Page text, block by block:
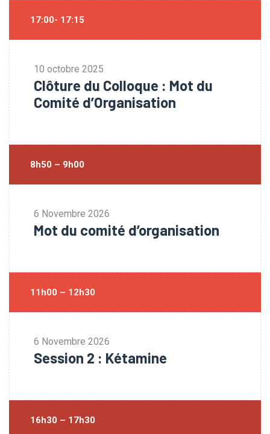
17:00- 17:15
10 octobre 2025
Clôture du Colloque : Mot du
Comité d’Organisation
8h50 – 9h00
6 Novembre 2026
Mot du comité d’organisation
11h00 – 12h30
6 Novembre 2026
Session 2 : Kétamine
16h30 – 17h30